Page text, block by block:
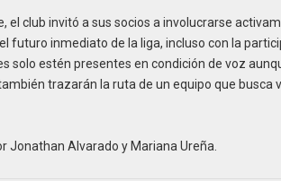
el club invitó a sus socios a involucrarse
futuro inmediato de la liga, incluso con la
solo estén presentes en condición de voz
trazarán la ruta de un equipo que busca
Jonathan Alvarado y Mariana Ureña.